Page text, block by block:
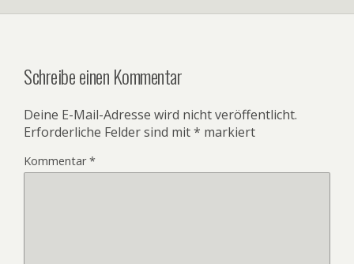
Schreibe einen Kommentar
Deine E-Mail-Adresse wird nicht veröffentlicht.
Erforderliche Felder sind mit* markiert
Kommentar*